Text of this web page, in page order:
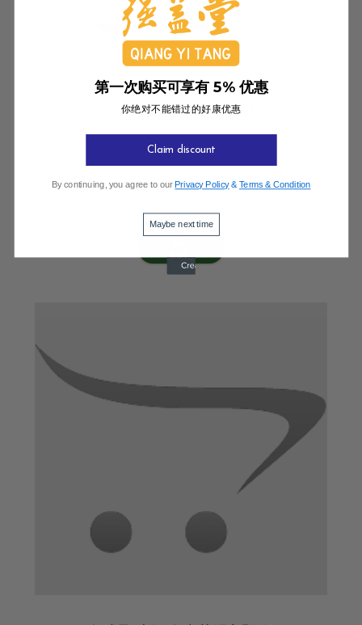
乌药 (新绿色中药配方颗粒)
RM38.00
第一次购买可享有 5% 优惠
你绝对不能错过的好康优惠
Claim discount
By continuing, you agree to our Privacy Policy&Terms & Condition
Maybe next time